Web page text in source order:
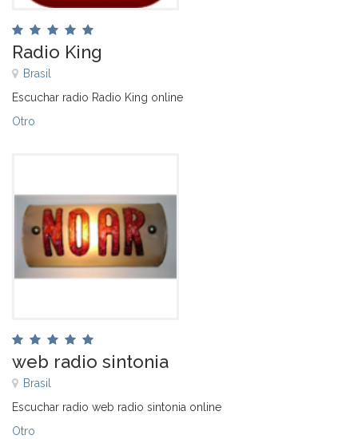
Radio King
Brasil
Escuchar radio Radio King online
Otro
web radio sintonia
Brasil
Escuchar radio web radio sintonia online
Otro